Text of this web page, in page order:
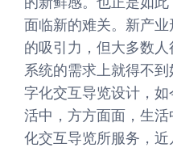
面临新的难关。新产
的吸引力，但大多数
系统的需求上就得不
字化交互导览设计，
活中，方方面面，生
化交互导览所服务，近